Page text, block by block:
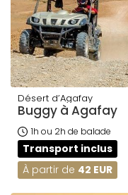
Désert d’Agafay
Buggy à Agafay
1h ou 2h de balade
Transport inclus
À partir de 42 EUR